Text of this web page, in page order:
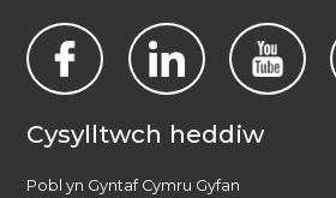
Cysylltwch heddiw
Pobl yn Gyntaf Cymru Gyfan